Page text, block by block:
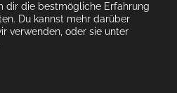
dir die bestmögliche Erfahrung
Du kannst mehr darüber
verwenden, oder sie unter